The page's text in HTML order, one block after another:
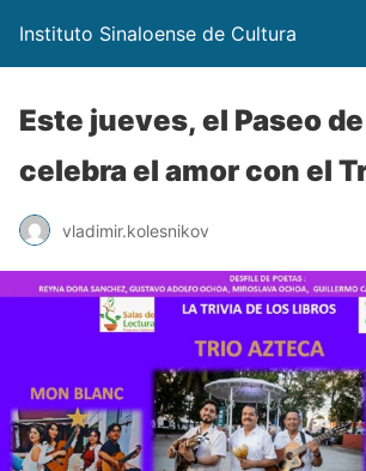
Instituto Sinaloense de Cultura
Este jueves, el Paseo
celebra el amor con el
vladimir.kolesnikov